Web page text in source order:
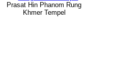
Prasat Hin Phanom Rung
Khmer Tempel